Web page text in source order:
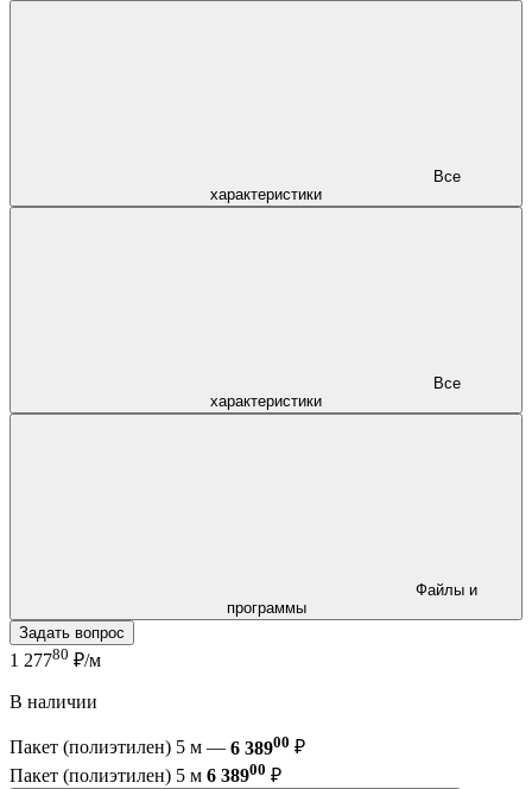
характеристики
характеристики
программы
Задать вопрос
1 27780 ₽/м
В наличии
Пакет (полиэтилен) 5 м — 6 38900 ₽
Пакет (полиэтилен) 5 м 6 38900 ₽